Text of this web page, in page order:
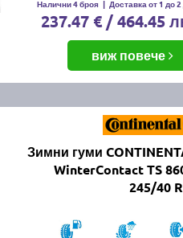
Налични 4 броя | Доставка от 1 до
237.47 € / 464.45
виж повече
Зимни гуми
WinterContact TS
245/40